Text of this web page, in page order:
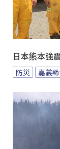
日本熊本強
防災 嘉義